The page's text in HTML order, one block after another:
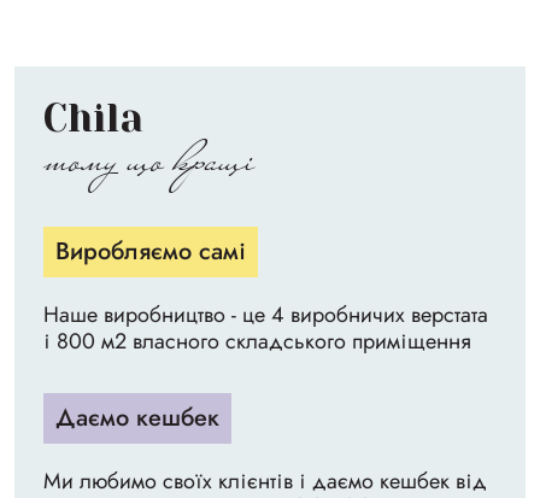
Chila
тому що кращі
Виробляємо самі
Наше виробництво - це 4 виробничих верстата
і 800 м2 власного складського приміщення
Даємо кешбек
Ми любимо своїх клієнтів і даємо кешбек від